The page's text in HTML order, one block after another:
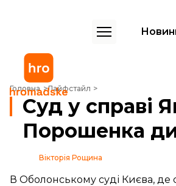
Головна Лайфстайл
Суд у справі Януковича дозволив
Суд у справі
Порошенка
Вікторія Рощина
В Оболонському суді Києва, де